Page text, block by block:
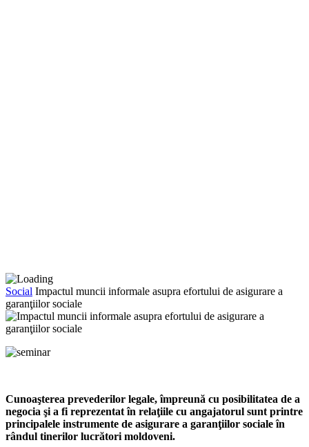
Social Impactul muncii informale asupra efortului de asigurare a
garanţiilor sociale
Cunoaşterea prevederilor legale, împreună cu posibilitatea de a
ne­gocia şi a fi reprezentat în relaţiile cu angajatorul sunt printre
princi­palele instrumente de asigurare a garanţiilor sociale în
rândul tineri­lor lucrători moldoveni.